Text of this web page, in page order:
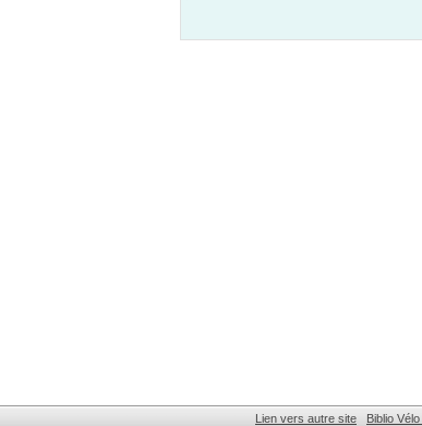
Lien vers autre site Biblio